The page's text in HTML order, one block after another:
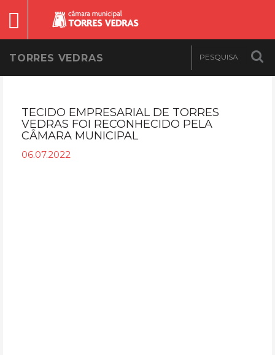
TORRES VEDRAS
TECIDO EMPRESARIAL DE TORRES
VEDRAS FOI RECONHECIDO PELA
CÂMARA MUNICIPAL
06.07.2022